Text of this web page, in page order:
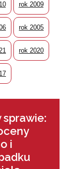
rok 2009
rok 2005
rok 2020
sprawie:
i